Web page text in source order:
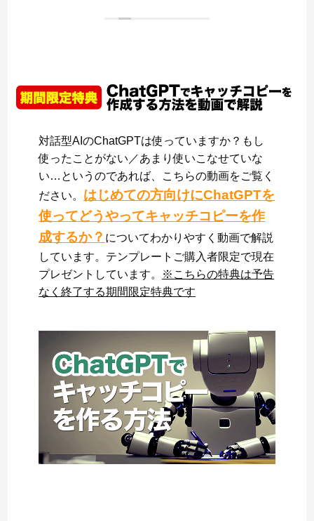
対話型AIのChatGPTは使っていますか？もし
使ったことがない／あまり使いこなせていな
い…というのであれば、こちらの動画をご覧く
ださい。 はじめての方向けにChatGPTを
使ってどうやってキャッチコピーを作
成するか？ についてわかりやすく動画で解説
しています。テンプレートご購入者限定で現在
プレゼントしています。
※こちらの特典は予告
なく終了する期間限定特典です